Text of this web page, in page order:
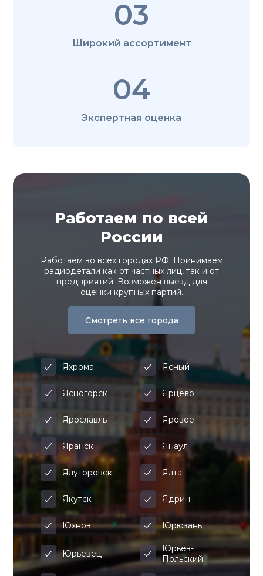
03
Широкий ассортимент
04
Экспертная оценка
Работаем по всей
России
Работаем во всех городах РФ. Принимаем
радиодетали как от частных лиц, так и от
предприятий. Возможен выезд для
оценки крупных партий.
Смотреть все города
Яхрома Ясный
Ясногорск Ярцево
Ярославль Яровое
Яранск Янаул
Ялуторовск Ялта
Якутск Ядрин
Юхнов Юрюзань
Юрьевец
Юрьев-
Польский